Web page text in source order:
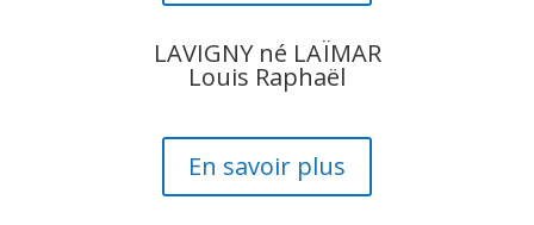
LAVIGNY né LAÏMAR
Louis Raphaël
En savoir plus